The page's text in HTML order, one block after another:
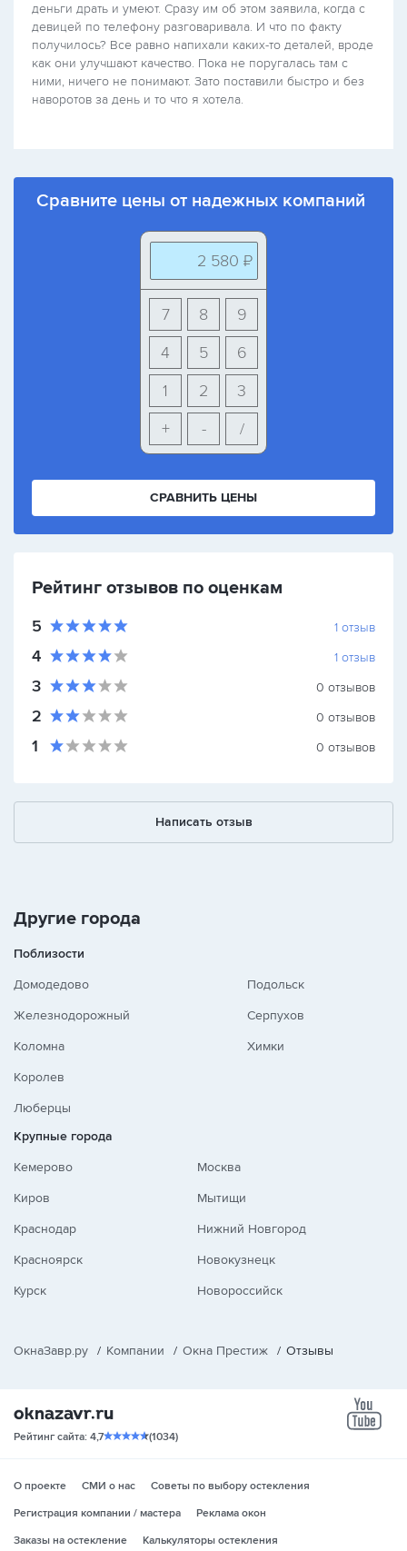
деньги драть и умеют. Сразу им об этом заявила, когда с
девицей по телефону разговаривала. И что по факту
получилось? Все равно напихали каких-то деталей, вроде
как они улучшают качество. Пока не поругалась там с
ними, ничего не понимают. Зато поставили быстро и без
наворотов за день и то что я хотела.
Сравните цены от надежных компаний
2 580 ₽
9
8
7
6
5
4
3
2
1
+
- /
СРАВНИТЬ ЦЕНЫ
Рейтинг отзывов по оценкам
5 1 отзыв
4 1 отзыв
3 0 отзывов
2 0 отзывов
1 0 отзывов
Написать отзыв
Другие города
Поблизости
Домодедово
Железнодорожный
Коломна
Королев
Люберцы
Подольск
Серпухов
Химки
Крупные города
Кемерово
Киров
Краснодар
Красноярск
Курск
Москва
Мытищи
Нижний Новгород
Новокузнецк
Новороссийск
ОкнаЗавр.ру / Компании / Окна Престиж / Отзывы
Рейтинг сайта: 4,7 (1034)
О проекте СМИ о нас
Советы по выбору остекления
Регистрация компании / мастера
Реклама окон
Заказы на остекление
Калькуляторы остекления